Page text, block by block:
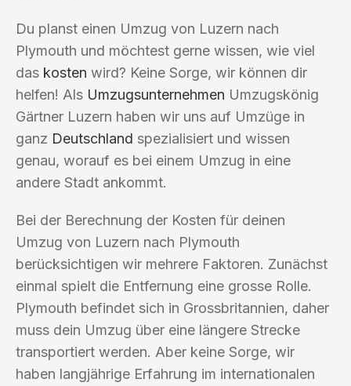
Du planst einen Umzug von Luzern nach
Plymouth und möchtest gerne wissen, wie viel
das kosten wird? Keine Sorge, wir können dir
helfen! Als Umzugsunternehmen Umzugskönig
Gärtner Luzern haben wir uns auf Umzüge in
ganz Deutschland spezialisiert und wissen
genau, worauf es bei einem Umzug in eine
andere Stadt ankommt.
Bei der Berechnung der Kosten für deinen
Umzug von Luzern nach Plymouth
berücksichtigen wir mehrere Faktoren. Zunächst
einmal spielt die Entfernung eine grosse Rolle.
Plymouth befindet sich in Grossbritannien, daher
muss dein Umzug über eine längere Strecke
transportiert werden. Aber keine Sorge, wir
haben langjährige Erfahrung im internationalen